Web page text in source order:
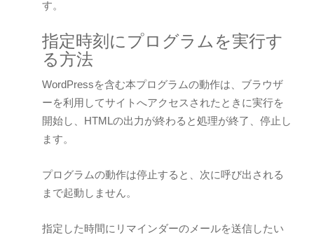
す。
指定時刻にプログラムを実行す
る方法
WordPressを含む本プログラムの動作は、ブラウザ
ーを利用してサイトへアクセスされたときに実行を
開始し、HTMLの出力が終わると処理が終了、停止し
ます。
プログラムの動作は停止すると、次に呼び出される
まで起動しません。
指定した時間にリマインダーのメールを送信したい